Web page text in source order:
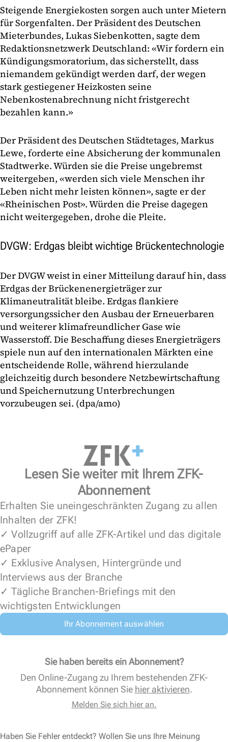
Steigende Energiekosten sorgen auch unter Mietern
für Sorgenfalten. Der Präsident des Deutschen
Mieterbundes, Lukas Siebenkotten, sagte dem
Redaktionsnetzwerk Deutschland: «Wir fordern ein
Kündigungsmoratorium, das sicherstellt, dass
niemandem gekündigt werden darf, der wegen
stark gestiegener Heizkosten seine
Nebenkostenabrechnung nicht fristgerecht
bezahlen kann.»
Der Präsident des Deutschen Städtetages, Markus
Lewe, forderte eine Absicherung der kommunalen
Stadtwerke. Würden sie die Preise ungebremst
weitergeben, «werden sich viele Menschen ihr
Leben nicht mehr leisten können», sagte er der
«Rheinischen Post». Würden die Preise dagegen
nicht weitergegeben, drohe die Pleite.
DVGW: Erdgas bleibt wichtige Brückentechnologie
Der DVGW weist in einer Mitteilung darauf hin, dass
Erdgas der Brückenenergieträger zur
Klimaneutralität bleibe. Erdgas flankiere
versorgungssicher den Ausbau der Erneuerbaren
und weiterer klimafreundlicher Gase wie
Wasserstoff. Die Beschaffung dieses Energieträgers
spiele nun auf den internationalen Märkten eine
entscheidende Rolle, während hierzulande
gleichzeitig durch besondere Netzbewirtschaftung
und Speichernutzung Unterbrechungen
vorzubeugen sei. (dpa/amo)
Lesen Sie weiter mit Ihrem ZFK-
Abonnement
Erhalten Sie uneingeschränkten Zugang zu allen
Inhalten der ZFK!
✓ Vollzugriff auf alle ZFK-Artikel und das digitale
ePaper
✓ Exklusive Analysen, Hintergründe und
Interviews aus der Branche
✓ Tägliche Branchen-Briefings mit den
wichtigsten Entwicklungen
Ihr Abonnement auswählen
Sie haben bereits ein Abonnement?
Den Online-Zugang zu Ihrem bestehenden ZFK-
Abonnement können Sie hier aktivieren.
Melden Sie sich hier an.
Haben Sie Fehler entdeckt? Wollen Sie uns Ihre Meinung